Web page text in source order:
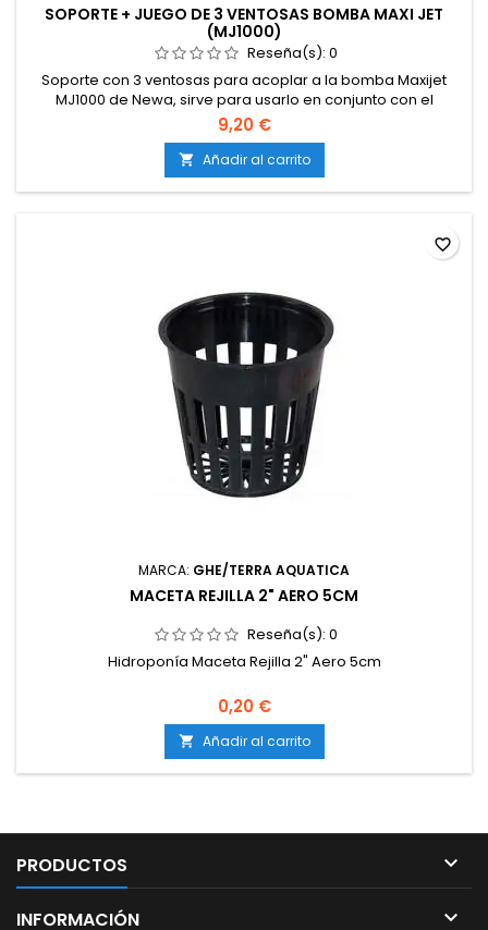
SOPORTE + JUEGO DE 3 VENTOSAS BOMBA MAXI JET
(MJ1000)
Reseña(s): 0
Soporte con 3 ventosas para acoplar a la bomba Maxijet
MJ1000 de Newa, sirve para usarlo en conjunto con el
propagador X-Stream de 120 plantas.
9,20 €
 Añadir al carrito
MARCA: GHE/TERRA AQUATICA
MACETA REJILLA 2" AERO 5CM
Reseña(s): 0
Hidroponía Maceta Rejilla 2" Aero 5cm
0,20 €
 Añadir al carrito
favorite_border
PRODUCTOS 
INFORMACIÓN 